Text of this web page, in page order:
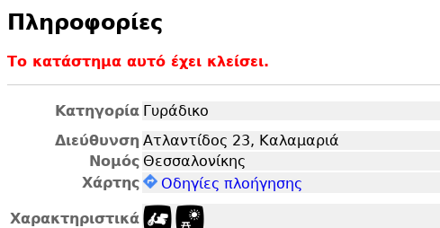
Πληροφορίες
Το κατάστημα αυτό έχει κλείσει.
Κατηγορία Γυράδικο
Διεύθυνση Ατλαντίδος 23, Καλαμαριά
Νομός Θεσσαλονίκης
Χάρτης
Οδηγίες πλοήγησης
Χαρακτηριστικά